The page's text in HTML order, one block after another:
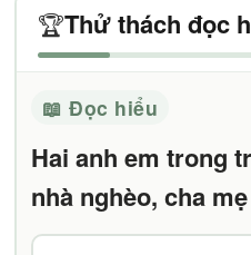
🏆Thử thách đọc
📖 Đọc hiểu
Hai anh em trong
nhà nghèo, cha